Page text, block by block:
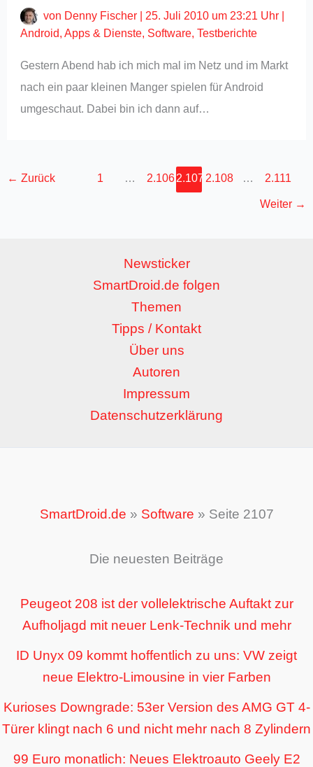
von Denny Fischer 25. Juli 2010 um 23:21 Uhr
Android,Apps & Dienste, Software,Testberichte
Gestern Abend hab ich mich mal im Netz und im Markt
nach ein paar kleinen Manger spielen für Android
umgeschaut. Dabei bin ich dann auf…
← Zurück 1 … 2.106 2.107 2.108 … 2.111
Weiter →
Newsticker
SmartDroid.de folgen
Themen
Tipps / Kontakt
Über uns
Autoren
Impressum
Datenschutzerklärung
SmartDroid.de » Software » Seite 2107
Die neuesten Beiträge
Peugeot 208 ist der vollelektrische Auftakt zur
Aufholjagd mit neuer Lenk-Technik und mehr
ID Unyx 09 kommt hoffentlich zu uns: VW zeigt
neue Elektro-Limousine in vier Farben
Kurioses Downgrade: 53er Version des AMG GT 4-
Türer klingt nach 6 und nicht mehr nach 8 Zylindern
99 Euro monatlich: Neues Elektroauto Geely E2